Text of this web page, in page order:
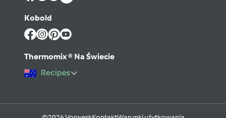
Kobold
Thermomix ® Na Świecie
Recipes